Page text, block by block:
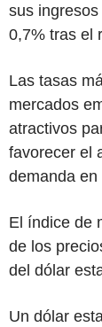
sus
0,7% tras el
Las tasas
mercados
atractivos
favorecer el
demanda
El índice de
de los
del dólar
Un dólar